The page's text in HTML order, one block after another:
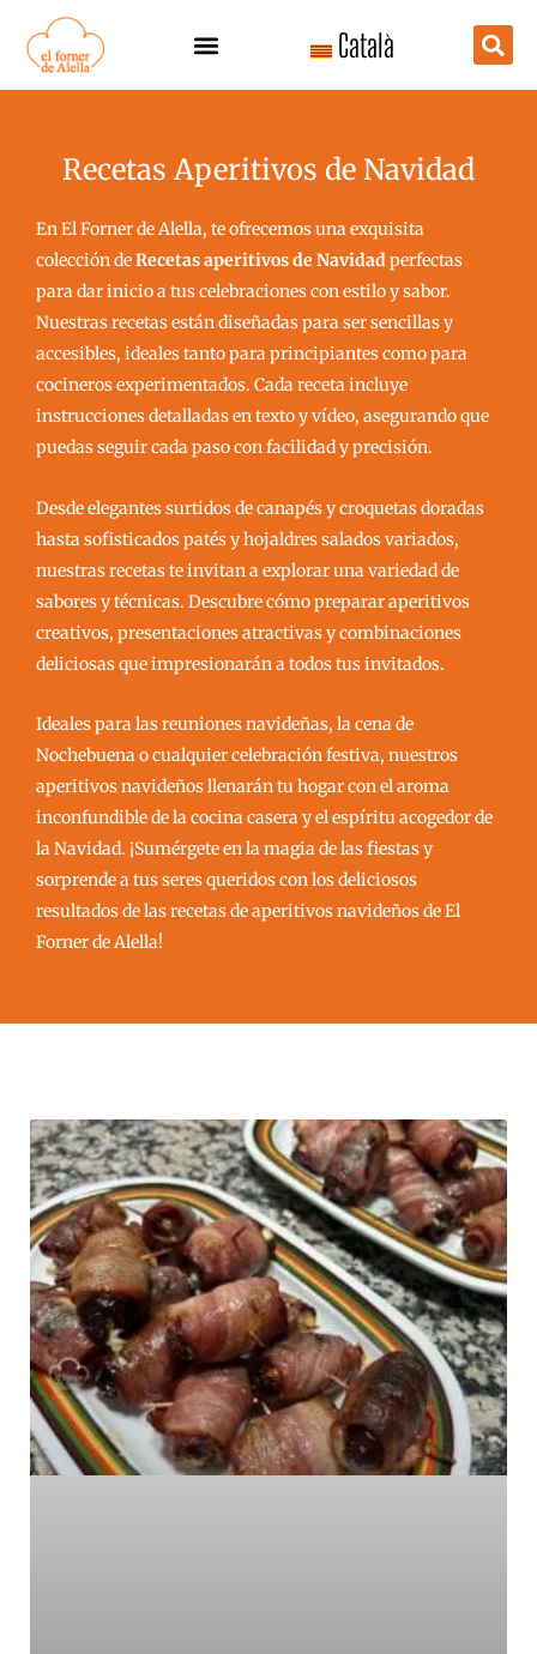
contenido
Català
Recetas Aperitivos de Navidad
En El Forner de Alella, te ofrecemos una exquisita
colección deRecetas aperitivos de Navidadperfectas
para dar inicio a tus celebraciones con estilo y sabor.
Nuestras recetas están diseñadas para ser sencillas y
accesibles, ideales tanto para principiantes como para
cocineros experimentados. Cada receta incluye
instrucciones detalladas en texto y vídeo, asegurando que
puedas seguir cada paso con facilidad y precisión.
Desde elegantes surtidos de canapés y croquetas doradas
hasta sofisticados patés y hojaldres salados variados,
nuestras recetas te invitan a explorar una variedad de
sabores y técnicas. Descubre cómo preparar aperitivos
creativos, presentaciones atractivas y combinaciones
deliciosas que impresionarán a todos tus invitados.
Ideales para las reuniones navideñas, la cena de
Nochebuena o cualquier celebración festiva, nuestros
aperitivos navideños llenarán tu hogar con el aroma
inconfundible de la cocina casera y el espíritu acogedor de
la Navidad. ¡Sumérgete en la magia de las fiestas y
sorprende a tus seres queridos con los deliciosos
resultados de las recetas de aperitivos navideños de El
Forner de Alella!
PáginaPáginaPágina